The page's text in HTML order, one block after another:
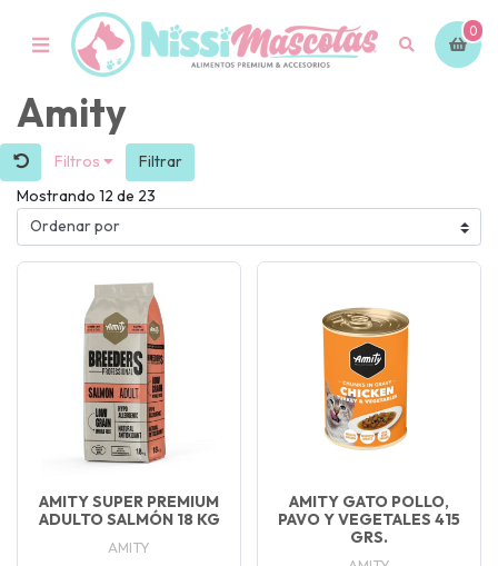
0
Amity
Filtros
Filtrar
Mostrando 12 de 23
AMITY SUPER PREMIUM
ADULTO SALMÓN 18 KG
AMITY
AMITY GATO POLLO,
PAVO Y VEGETALES 415
GRS.